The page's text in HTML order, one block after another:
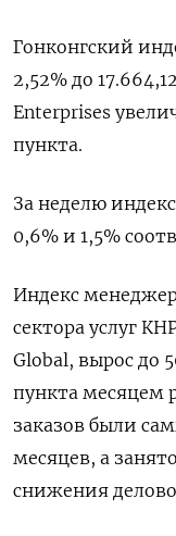
Гонконгский
2,52% до
Enterprises
пункта.
За неделю
0,6% и 1,5%
Индекс
сектора услуг
Global, вырос до
пункта месяцем
заказов были
месяцев, а
снижения